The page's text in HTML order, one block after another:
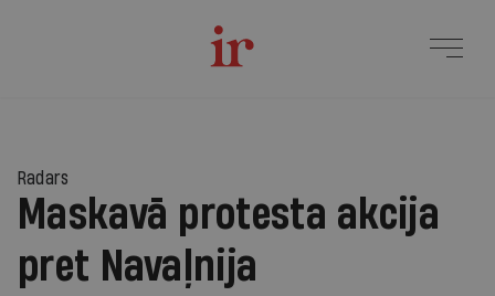
Radars
Maskavā protesta akcija
pret Navaļnija